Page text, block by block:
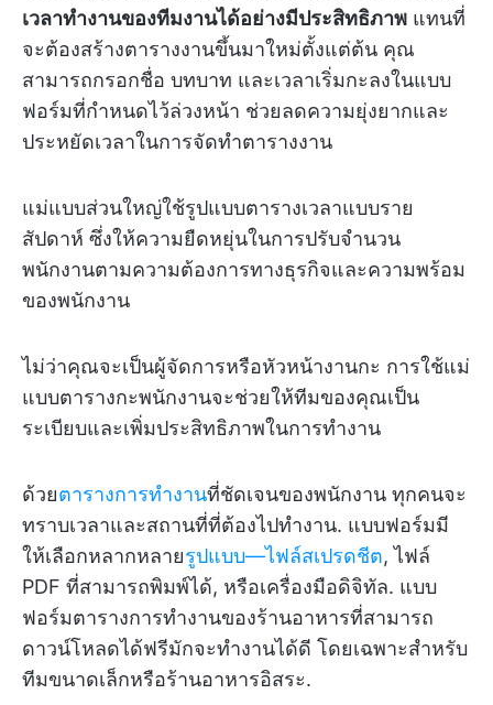
เวลาทำงานของทีมงานได้อย่างมีประสิทธิภาพ แทนที่
จะต้องสร้างตารางงานขึ้นมาใหม่ตั้งแต่ต้น คุณ
สามารถกรอกชื่อ บทบาท และเวลาเริ่มกะลงในแบบ
ฟอร์มที่กำหนดไว้ล่วงหน้า ช่วยลดความยุ่งยากและ
ประหยัดเวลาในการจัดทำตารางงาน
แม่แบบส่วนใหญ่ใช้รูปแบบตารางเวลาแบบราย
สัปดาห์ ซึ่งให้ความยืดหยุ่นในการปรับจำนวน
พนักงานตามความต้องการทางธุรกิจและความพร้อม
ของพนักงาน
ไม่ว่าคุณจะเป็นผู้จัดการหรือหัวหน้างานกะ การใช้แม่
แบบตารางกะพนักงานจะช่วยให้ทีมของคุณเป็น
ระเบียบและเพิ่มประสิทธิภาพในการทำงาน
ด้วยตารางการทำงานที่ชัดเจนของพนักงาน ทุกคนจะ
ทราบเวลาและสถานที่ที่ต้องไปทำงาน. แบบฟอร์มมี
ให้เลือกหลากหลายรูปแบบ—ไฟล์สเปรดชีต, ไฟล์
PDF ที่สามารถพิมพ์ได้, หรือเครื่องมือดิจิทัล. แบบ
ฟอร์มตารางการทำงานของร้านอาหารที่สามารถ
ดาวน์โหลดได้ฟรีมักจะทำงานได้ดี โดยเฉพาะสำหรับ
ทีมขนาดเล็กหรือร้านอาหารอิสระ.